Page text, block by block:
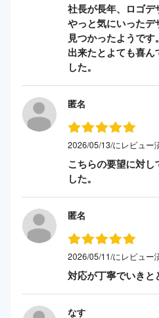
社長が長年、ロゴデ
やっと気にいった
見つかったようで
出来たとよても喜ん
した。
匿名
2026/05/13/にレビュー
こちらの要望に対し
した。
匿名
2026/05/11/にレビュー
対応が丁寧でいきと
なす